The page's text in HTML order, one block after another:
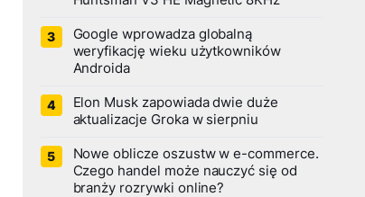
Google wprowadza globalną
weryfikację wieku użytkowników
Androida
Elon Musk zapowiada dwie duże
aktualizacje Groka w sierpniu
Nowe oblicze oszustw w e-commerce.
Czego handel może nauczyć się od
branży rozrywki online?